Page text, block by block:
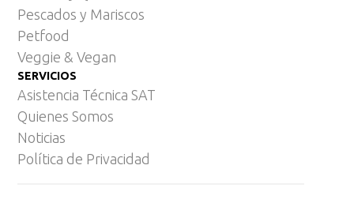
Pescados y Mariscos
Petfood
Veggie & Vegan
SERVICIOS
Asistencia Técnica SAT
Quienes Somos
Noticias
Política de Privacidad